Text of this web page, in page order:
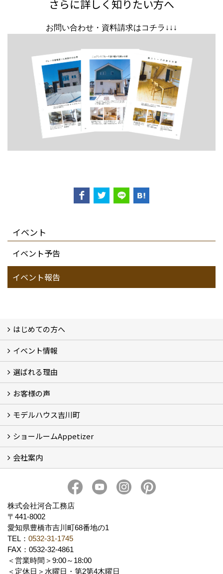
さらに詳しく知りたい方へ
お問い合わせ・資料請求はコチラ↓↓↓
イベント
イベント予告
イベント報告
はじめての方へ
フォトギャラリー
性能について
自然素材のお家
オーナー様のおうち訪問
イベント情報
イベント情報
選ばれる理由
5つのやさしさ宣言
3つのプロ宣言
お家づくりスケジュール
お客様の声
お客様の声
モデルハウス吉川町
吉川町モデルハウス
ショールームAppetizer
Appetizer(ショールーム)
Appetizer(レンタルスペース)
会社案内
社長 河合智之の想い
求人情報 Recruit
株式会社河合工務店
〒441-8002
愛知県豊橋市吉川町68番地の1
TEL： 0532-31-1745
FAX：0532-32-4861
＜営業時間＞9:00～18:00
＜定休日＞水曜日・第2第4木曜日